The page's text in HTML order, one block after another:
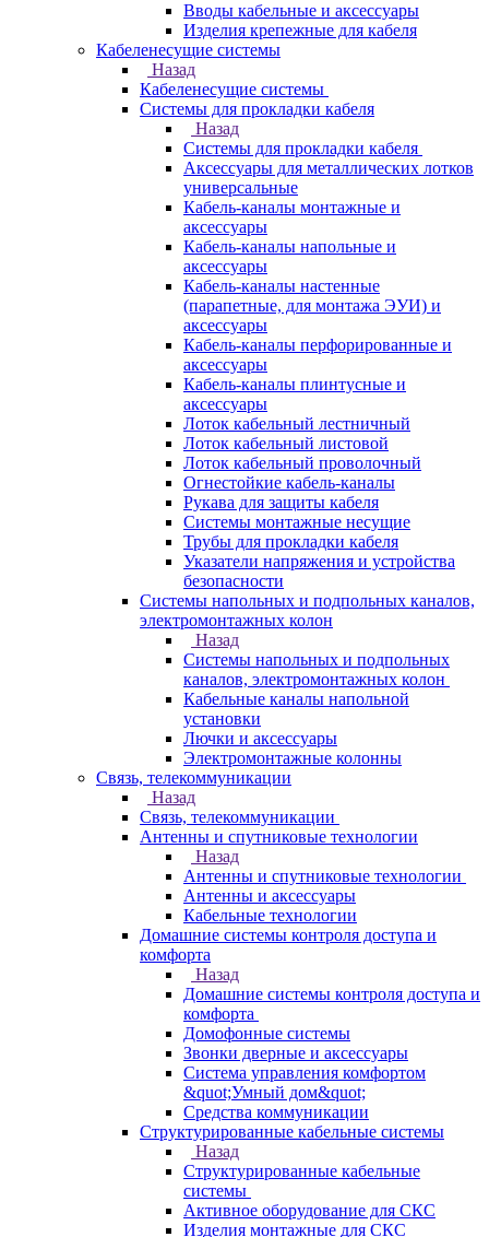
Вводы кабельные и аксессуары
Изделия крепежные для кабеля
Кабеленесущие системы
Назад
Кабеленесущие системы
Системы для прокладки кабеля
Назад
Системы для прокладки кабеля
Аксессуары для металлических лотков
универсальные
Кабель-каналы монтажные и
аксессуары
Кабель-каналы напольные и
аксессуары
Кабель-каналы настенные
(парапетные, для монтажа ЭУИ) и
аксессуары
Кабель-каналы перфорированные и
аксессуары
Кабель-каналы плинтусные и
аксессуары
Лоток кабельный лестничный
Лоток кабельный листовой
Лоток кабельный проволочный
Огнестойкие кабель-каналы
Рукава для защиты кабеля
Системы монтажные несущие
Трубы для прокладки кабеля
Указатели напряжения и устройства
безопасности
Системы напольных и подпольных каналов,
электромонтажных колон
Назад
Системы напольных и подпольных
каналов, электромонтажных колон
Кабельные каналы напольной
установки
Лючки и аксессуары
Электромонтажные колонны
Связь, телекоммуникации
Назад
Связь, телекоммуникации
Антенны и спутниковые технологии
Назад
Антенны и спутниковые технологии
Антенны и аксессуары
Кабельные технологии
Домашние системы контроля доступа и
комфорта
Назад
Домашние системы контроля доступа и
комфорта
Домофонные системы
Звонки дверные и аксессуары
Система управления комфортом
&quot;Умный дом&quot;
Средства коммуникации
Структурированные кабельные системы
Назад
Структурированные кабельные
системы
Активное оборудование для СКС
Изделия монтажные для СКС